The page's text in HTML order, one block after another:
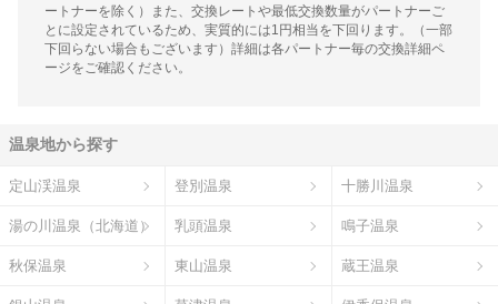
ートナーを除く）また、交換レートや最低交換数量がパートナーご
とに設定されているため、実質的には1円相当を下回ります。（一部
下回らない場合もございます）詳細は各パートナー毎の交換詳細ペ
ージをご確認ください。
温泉地から探す
定山渓温泉 登別温泉 十勝川温泉
湯の川温泉（北海道） 乳頭温泉 鳴子温泉
秋保温泉 東山温泉 蔵王温泉